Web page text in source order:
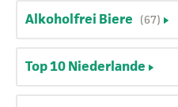
Alkoholfrei Biere (67)
Top 10 Niederlande